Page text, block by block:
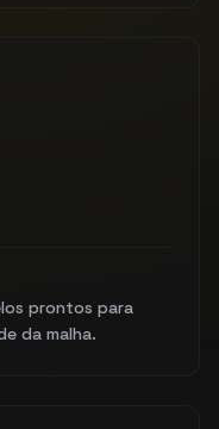
prontos para
da malha.